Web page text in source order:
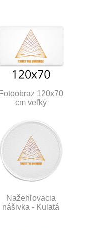
Fotoobraz 120x70
cm veľký
Nažehľovacia
nášivka - Kulatá